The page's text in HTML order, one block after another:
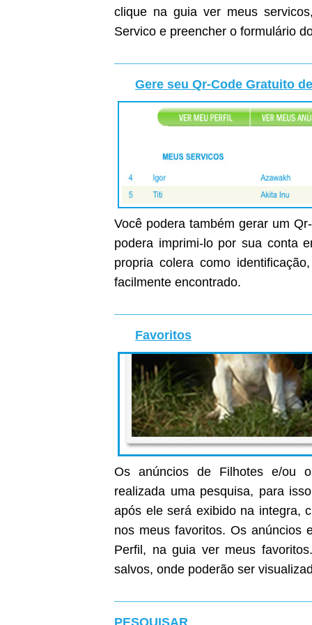
clique na guia ver meus
Servico e preencher o formulário
Gere seu Qr-Code Gratuito
Você podera também gerar um
podera imprimi-lo por sua conta
propria colera como
facilmente encontrado.
Favoritos
Os anúncios de Filhotes e/ou
realizada uma pesquisa, para
após ele será exibido na integra,
nos meus favoritos. Os
Perfil, na guia ver meus
salvos, onde poderão ser
PESQUISAR